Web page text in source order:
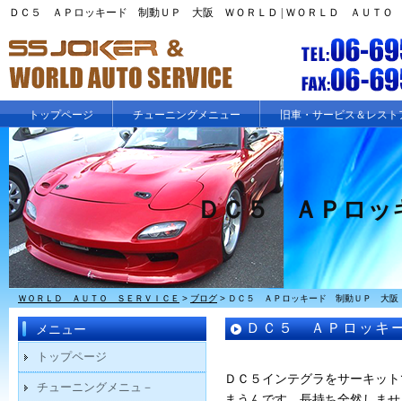
ＤＣ５ ＡＰロッキード 制動ＵＰ 大阪 ＷＯＲＬＤ | ＷＯＲＬＤ ＡＵＴＯ
トップページ チューニングメニュー 旧車・サービス＆レスト
ＤＣ５ ＡＰロ
ＷＯＲＬＤ ＡＵＴＯ ＳＥＲＶＩＣＥ > ブログ > ＤＣ５ ＡＰロッキード 制動ＵＰ 大阪
ＤＣ５ ＡＰロッ
ＤＣ５インテグラをサーキッ
メニュー
トップページ
チューニングメニュ－